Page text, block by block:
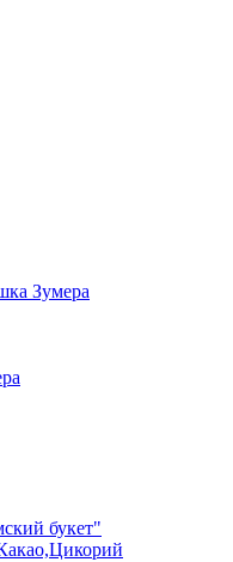
Зумера
букет"